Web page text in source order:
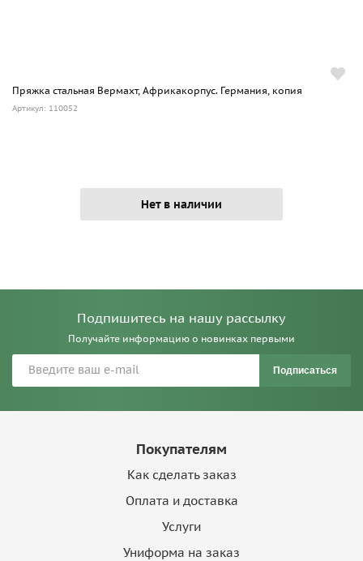
Пряжка стальная Вермахт, Африкакорпус. Германия, копия
Артикул: 110052
Нет в наличии
Подпишитесь на нашу рассылку
Получайте информацию о новинках первыми
Подписаться
Покупателям
Как сделать заказ
Оплата и доставка
Услуги
Униформа на заказ